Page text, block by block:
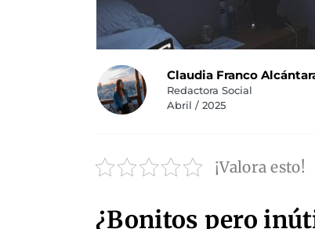
Claudia Franco
Redactora Social
Abril / 2025
¡Valora esto!
¿Bonitos pero